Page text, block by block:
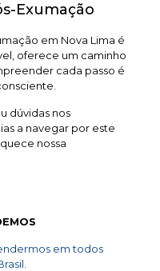
Exumação
em Nova Lima é
oferece um caminho
cada passo é
dúvidas nos
a navegar por este
nossa
em todos